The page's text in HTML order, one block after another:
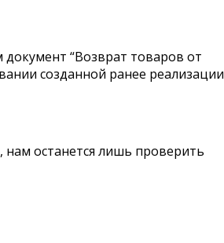
документ “Возврат товаров от
созданной ранее реализации
останется лишь проверить